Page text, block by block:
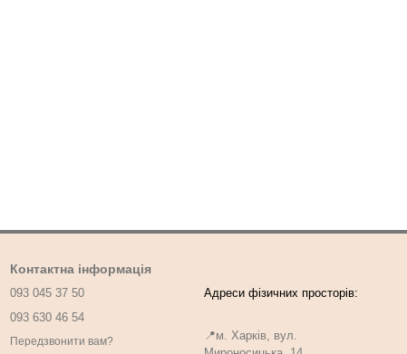
Контактна інформація
093 045 37 50
093 630 46 54
Передзвонити вам?
📍м. Харків, вул.